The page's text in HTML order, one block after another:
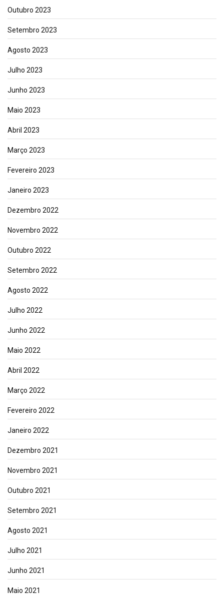
Outubro 2023
Setembro 2023
Agosto 2023
Julho 2023
Junho 2023
Maio 2023
Abril 2023
Março 2023
Fevereiro 2023
Janeiro 2023
Dezembro 2022
Novembro 2022
Outubro 2022
Setembro 2022
Agosto 2022
Julho 2022
Junho 2022
Maio 2022
Abril 2022
Março 2022
Fevereiro 2022
Janeiro 2022
Dezembro 2021
Novembro 2021
Outubro 2021
Setembro 2021
Agosto 2021
Julho 2021
Junho 2021
Maio 2021